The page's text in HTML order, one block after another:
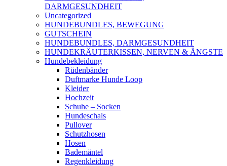
DARMGESUNDHEIT
Uncategorized
HUNDEBUNDLES, BEWEGUNG
GUTSCHEIN
HUNDEBUNDLES, DARMGESUNDHEIT
HUNDEKRÄUTERKISSEN, NERVEN & ÄNGSTE
Hundebekleidung
Rüdenbänder
Duftmarke Hunde Loop
Kleider
Hochzeit
Schuhe – Socken
Hundeschals
Pullover
Schutzhosen
Hosen
Bademäntel
Regenkleidung